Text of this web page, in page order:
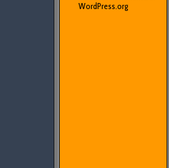
WordPress.org